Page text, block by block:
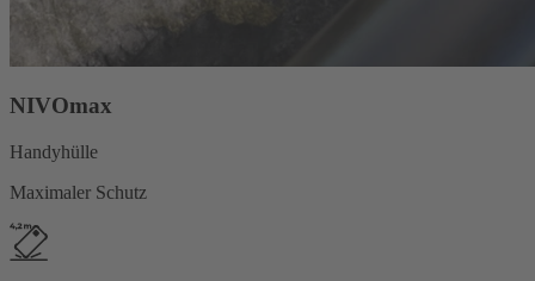
NIVOmax
Handyhülle
Maximaler Schutz